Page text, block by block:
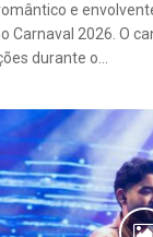
e
Carnaval 2026. O
durante o…